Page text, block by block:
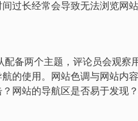
过长经常会导致无法浏览网站
配备两个主题，评论员会观
的使用。网站色调与网站内
网站的导航区是否易于发现